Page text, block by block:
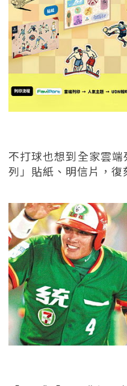
不打球也想到全家雲
列」貼紙、明信片，復